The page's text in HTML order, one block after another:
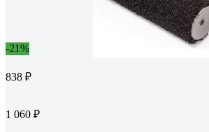
-21%
838 ₽
1 060 ₽